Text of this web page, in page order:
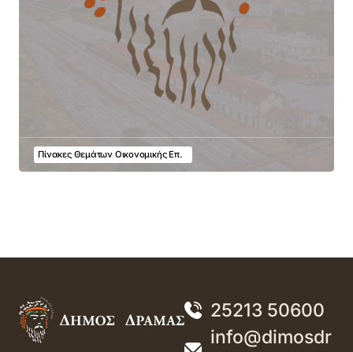
Πίνακες Θεμάτων Οικονομικής Επ.
25213 50600
info@dimosdr